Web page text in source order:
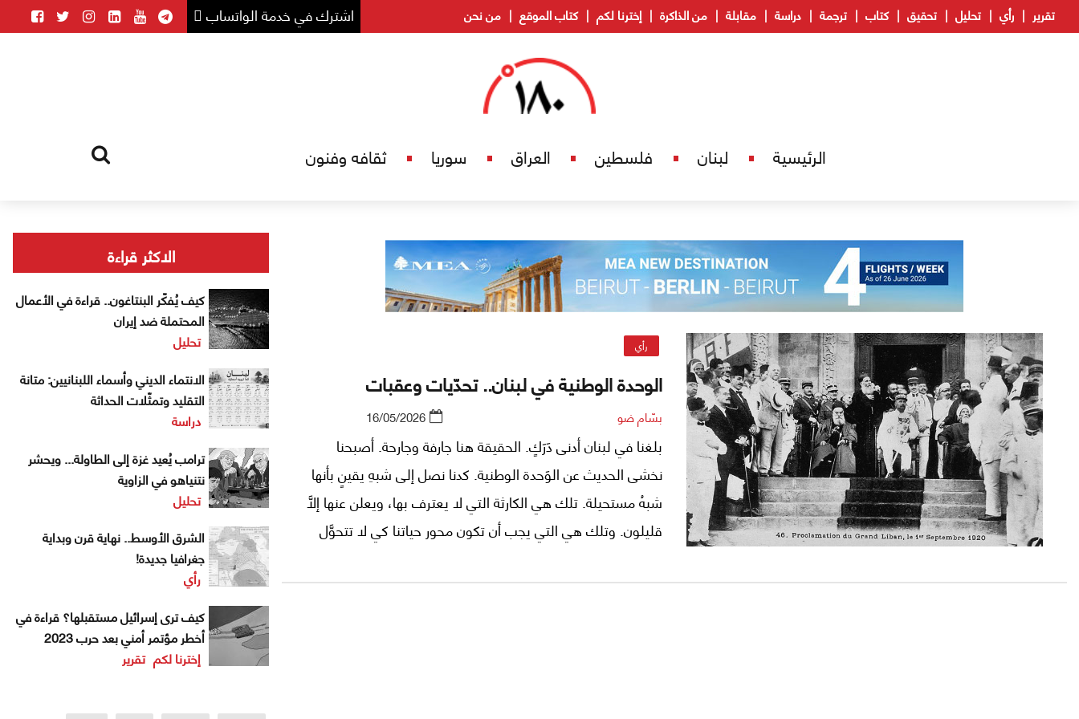
اشترك في خدمة الواتساب تقرير رأي تحليل تحقيق كتاب ترجمة دراسة مقابلة من الذاكرة إخترنا لكم كتاب الموقع من نحن
الرئيسية لبنان فلسطين العراق سوريا ثقافه وفنون
رأي
الوحدة الوطنية في لبنان.. تحدّيات وعقبات
بسّام ضو 16/05/2026
بلغنا في لبنان أدنى دَرَكٍ. الحقيقة هنا جارفة وجارحة. أصبحنا
نخشى الحديث عن الوَحدة الوطنية. كدنا نصل إلى شبهِ يقينٍ بأنها
شبهُ مستحيلة. تلك هي الكارثة التي لا يعترف بها، ويعلن عنها إلَّا
قليلون. وتلك هي التي يجب أن تكون محور حياتنا كي لا تتحوَّل
للاستهلاكِ في المناسبات والتصريحات. كلمات مُحنَّطة أمستْ
الاكثر قراءة
كيف يُفكّر البنتاغون.. قراءة في الأعمال
المحتملة ضد إيران
تحليل
الانتماء الديني وأسماء اللبنانيين: متانة
التقليد وتمثّلات الحداثة
دراسة
ترامب يُعيد غزة إلى الطاولة... ويحشر
نتنياهو في الزاوية
تحليل
الشرق الأوسط.. نهاية قرن وبداية
جغرافيا جديدة!
رأي
كيف ترى إسرائيل مستقبلها؟ قراءة في
أخطر مؤتمر أمني بعد حرب 2023
إخترنا لكم تقرير